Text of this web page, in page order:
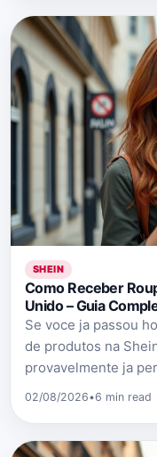
SHEIN
Como Receber
Unido – Guia
Se voce ja passou
de produtos na
provavelmente ja
02/08/2026•6 min read